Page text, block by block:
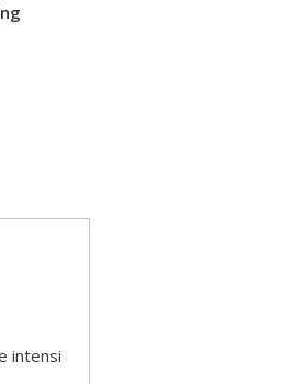
intensi